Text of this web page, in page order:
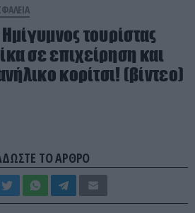
τουρίστας
σε επιχείρηση και
κορίτσι! (βίντεο)
ΤΟ ΑΡΘΡΟ